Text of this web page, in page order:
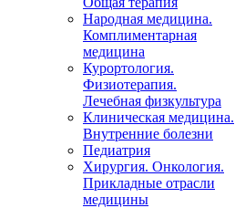
Народная медицина.
Комплиментарная
медицина
Курортология.
Физиотерапия.
Лечебная физкультура
Клиническая медицина.
Внутренние болезни
Педиатрия
Хирургия. Онкология.
Прикладные отрасли
медицины